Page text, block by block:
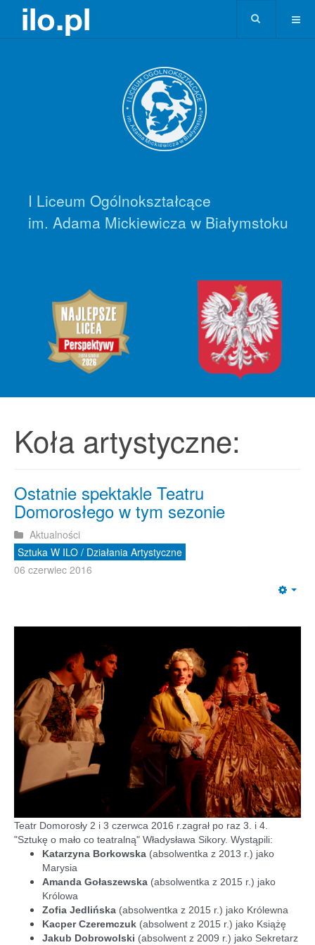
I Liceum Ogólnokształcące
im. Adama Mickiewicza w Białymstoku
Koła artystyczne:
Ostatnie spektakle Teatru
Domorosłego w tym sezonie
Aktualności
Sztuka W ILO / Działania Artystyczne
06 czerwiec 2016
Teatr Domorosły 2 i 3 czerwca 2016 r.zagrał po raz 3. i 4.
"Sztukę o mało co teatralną" Władysława Sikory. Wystąpili:
Katarzyna Borkowska (absolwentka z 2013 r.) jako
Marysia
Amanda Gołaszewska (absolwentka z 2015 r.) jako
Królowa
Zofia Jedlińska (absolwentka z 2015 r.) jako Królewna
Kacper Czeremczuk (absolwent z 2015 r.) jako Książę
Jakub Dobrowolski (absolwent z 2009 r.) jako Sekretarz